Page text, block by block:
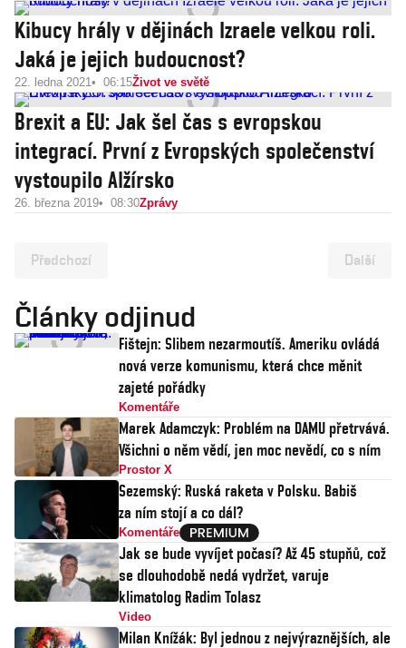
Kibucy hrály v dějinách Izraele velkou roli.
Jaká je jejich budoucnost?
22. ledna 2021 06:15Život ve světě
Brexit a EU: Jak šel čas s evropskou
integrací. První z Evropských společenství
vystoupilo Alžírsko
26. března 2019 08:30Zprávy
Předchozí Další
Články odjinud
Fištejn: Slibem nezarmoutíš. Ameriku ovládá
nová verze komunismu, která chce měnit
zajeté pořádky
Komentáře
Marek Adamczyk: Problém na DAMU přetrvává.
Všichni o něm vědí, jen moc nevědí, co s ním
Prostor X
Sezemský: Ruská raketa v Polsku. Babiš
za ním stojí a co dál?
Komentáře
Jak se bude vyvíjet počasí? Až 45 stupňů, což
se dlouhodobě nedá vydržet, varuje
klimatolog Radim Tolasz
Video
Milan Knížák: Byl jednou z nejvýraznějších, ale